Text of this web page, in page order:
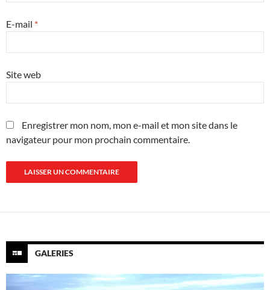
E-mail *
Site web
Enregistrer mon nom, mon e-mail et mon site dans le
navigateur pour mon prochain commentaire.
GALERIES